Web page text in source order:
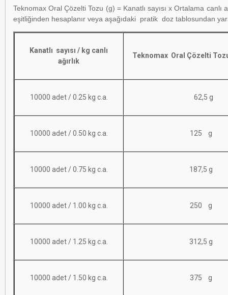
Teknomax Oral Çözelti Tozu (g) = Kanatlı sayısı x Ortalama canlı
eşitliğinden hesaplanır veya aşağıdaki pratik doz tablosundan
Kanatlı sayısı / kg canlı
ağırlık
Teknomax Oral Çözelti
10000 adet / 0.25 kg c.a. 62,5 g
10000 adet / 0.50 kg c.a. 125 g
10000 adet / 0.75 kg c.a. 187,5 g
10000 adet / 1.00 kg c.a. 250 g
10000 adet / 1.25 kg c.a. 312,5 g
10000 adet / 1.50 kg c.a. 375 g